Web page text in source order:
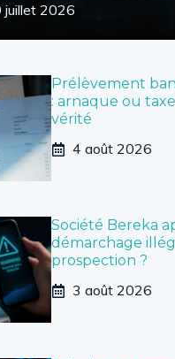
juillet 2026
Prélèvement
: arnaque ou
vérité
4 août 2026
Société Bereka
démarchage
prospection ?
3 août 2026